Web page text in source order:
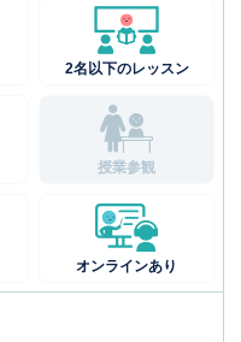
2名以下のレッスン
授業参観
オンラインあり